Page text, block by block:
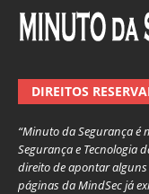
DIREITOS
“Minuto da Segurança é
Segurança e Tecnologia
direito de apontar
páginas da MindSec já